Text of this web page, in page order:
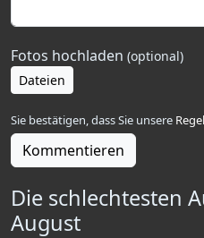
Fotos hochladen (optional)
Dateien
Sie bestätigen, dass Sie unsere
Kommentieren
Die schlechtesten
August